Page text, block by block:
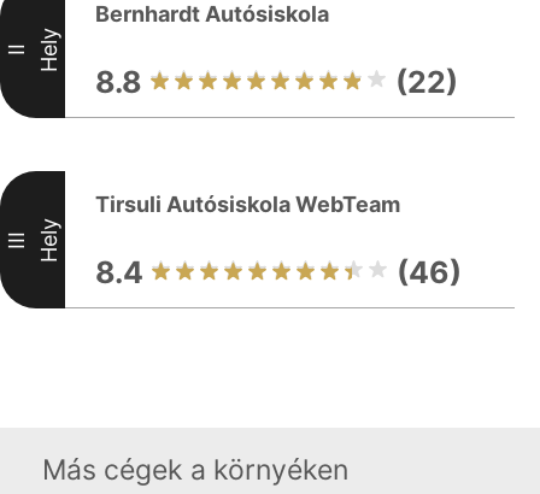
II Hely
Bernhardt Autósiskola
8.8 (22)
III Hely
Tirsuli Autósiskola WebTeam
8.4 (46)
Más cégek a környéken